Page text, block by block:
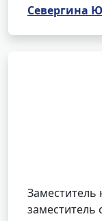
Севергина
Заместитель
заместитель